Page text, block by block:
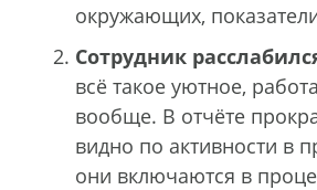
окружающих,
Сотрудник
всё такое уютное,
вообще. В отчёте
видно по активности в
они включаются в